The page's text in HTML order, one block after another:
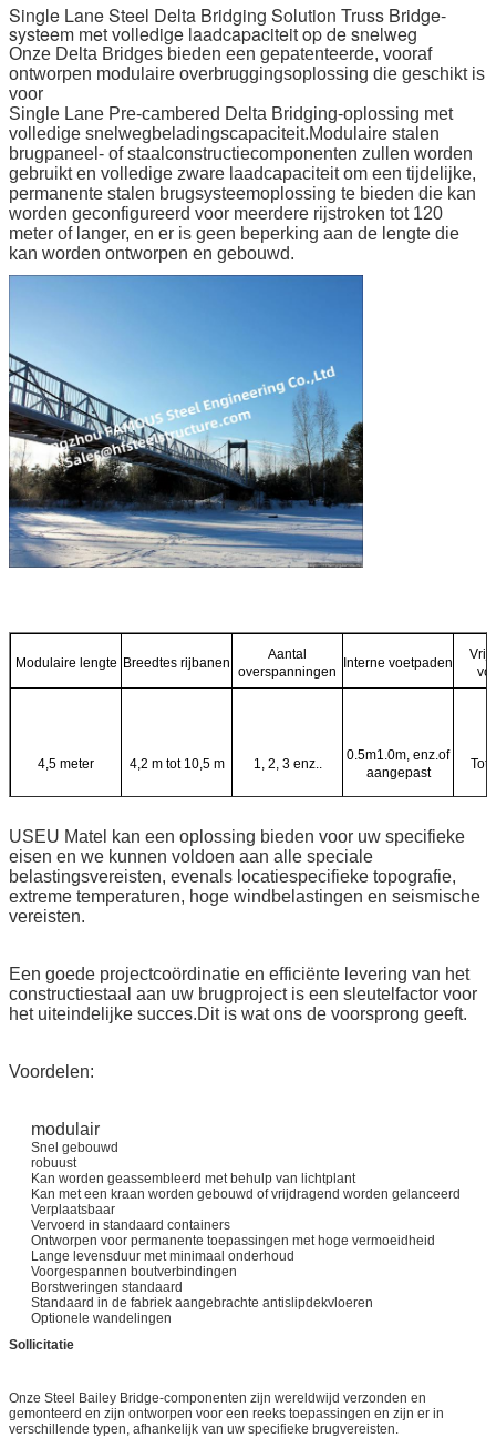
Single Lane Steel Delta Bridging Solution Truss Bridge-
systeem met volledige laadcapaciteit op de snelweg
Onze Delta Bridges bieden een gepatenteerde, vooraf
ontworpen modulaire overbruggingsoplossing die geschikt is
voor
Single Lane Pre-cambered Delta Bridging-oplossing met
volledige snelwegbeladingscapaciteit.Modulaire stalen
brugpaneel- of staalconstructiecomponenten zullen worden
gebruikt en volledige zware laadcapaciteit om een ​​tijdelijke,
permanente stalen brugsysteemoplossing te bieden die kan
worden geconfigureerd voor meerdere rijstroken tot 120
meter of langer, en er is geen beperking aan de lengte die
kan worden ontworpen en gebouwd.
Modulaire lengte Breedtes rijbanen
Aantal
overspanningen
Interne voetpaden
4,5 meter 4,2 m tot 10,5 m 1, 2, 3 enz..
0.5m1.0m, enz.of
aangepast
Tot
USEU Matel kan een oplossing bieden voor uw specifieke
eisen en we kunnen voldoen aan alle speciale
belastingsvereisten, evenals locatiespecifieke topografie,
extreme temperaturen, hoge windbelastingen en seismische
vereisten.
Een goede projectcoördinatie en efficiënte levering van het
constructiestaal aan uw brugproject is een sleutelfactor voor
het uiteindelijke succes.Dit is wat ons de voorsprong geeft.
Voordelen:
modulair
Snel gebouwd
robuust
Kan worden geassembleerd met behulp van lichtplant
Kan met een kraan worden gebouwd of vrijdragend worden gelanceerd
Verplaatsbaar
Vervoerd in standaard containers
Ontworpen voor permanente toepassingen met hoge vermoeidheid
Lange levensduur met minimaal onderhoud
Voorgespannen boutverbindingen
Borstweringen standaard
Standaard in de fabriek aangebrachte antislipdekvloeren
Optionele wandelingen
Sollicitatie
Onze Steel Bailey Bridge-componenten zijn wereldwijd verzonden en
gemonteerd en zijn ontworpen voor een reeks toepassingen en zijn er in
verschillende typen, afhankelijk van uw specifieke brugvereisten.